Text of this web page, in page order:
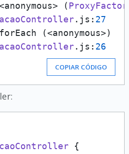
(
. js : 27
forEach (<anonymous>)
. js : 26
COPIAR CÓDIGO
{